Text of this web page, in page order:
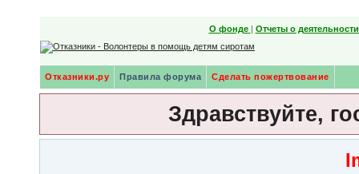
О фонде | Отчеты о
Отказники.ру Правила форума Сделать пожертвование
Здравствуйте,